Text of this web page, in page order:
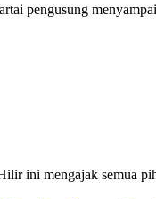
pengusung
ini mengajak semua